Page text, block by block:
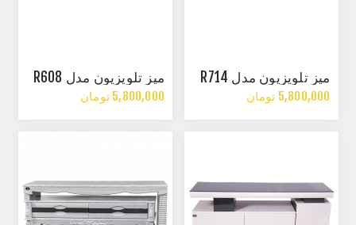
میز تلویزیون مدل R714
5,800,000 تومان
میز تلویزیون مدل R608
5,800,000 تومان